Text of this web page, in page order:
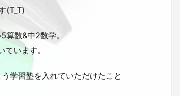
(T_T)
算数&中2数学。
います。
学習塾を入れていただけたこと